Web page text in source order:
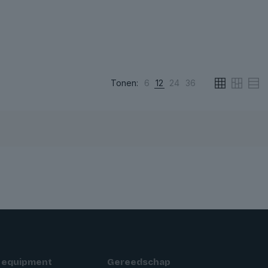
Tonen: 6 12 24 36
Gereedschap